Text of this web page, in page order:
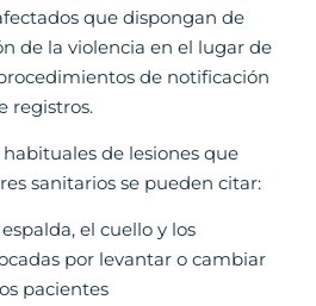
que dispongan de
de la violencia en el lugar de
de notificación
registros.
de lesiones que
sanitarios se pueden citar:
el cuello y los
por levantar o cambiar
pacientes